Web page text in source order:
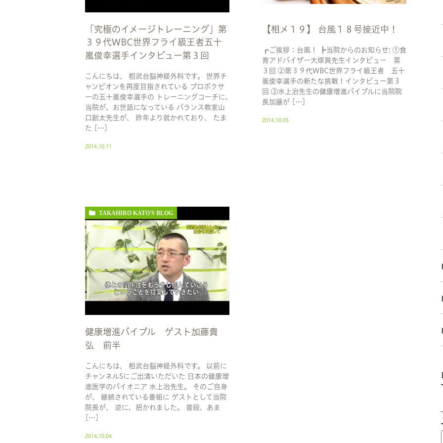
「究極のイメージトレーニング」第
３９代WBC世界フライ級王者五十
嵐俊幸選手インタビュー第３回
こんにちは、 相武台脳神経外科です。 世界チ
ャンピオンを再度目指されている プロボクサ
ーの五十嵐俊幸選手の トレーニングコーチに,
当院が、お世話になっている バランス教室山
口創太先生が、 昨年より就かれており、 たま
た […]
2014.10.11
【相メ１９】 台風１８号接近中！
┏ご挨拶：台風！ ┣当院からのお知らせ: ①食
育アドバイザー大塚貢先生インタビュー 第
３回 ②第３９代WBC世界フライ級王者 五十
嵐俊幸選手の新たな挑戦！インタビュー第３
回 ③水上治先生の健康増進バイブルに当院院
長加藤が […]
2014.10.05
TAKAHIRO KATO'S BLOG
健康増進バイブル ゲスト加藤貴
弘 前半
こんにちは、 相武台脳神経外科です。 以前に
チャンネルSにご出演いただいた 日本の健康増
進医学のパイオニア 水上治先生。 そのご自身
が、 継続されている番組に ゲストとして当院
院長が、 逆に、招かれました。 普段、あま
[…]
2014.10.04